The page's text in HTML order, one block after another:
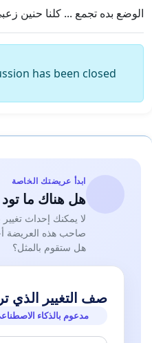
الوضع بده تجمع ... كلنا حنين
has been closed.
ابدأ عريضتك الخاصة
هل هناك ما تود
لا يمكنك إحداث
صاحب هذه العريضة
هل ستقوم بالمثل؟
صف التغيير الذي
مدعوم بالذكاء